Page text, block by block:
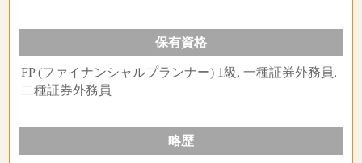
保有資格
FP (ファイナンシャルプランナー) 1級, 一種証券外務員,
二種証券外務員
略歴